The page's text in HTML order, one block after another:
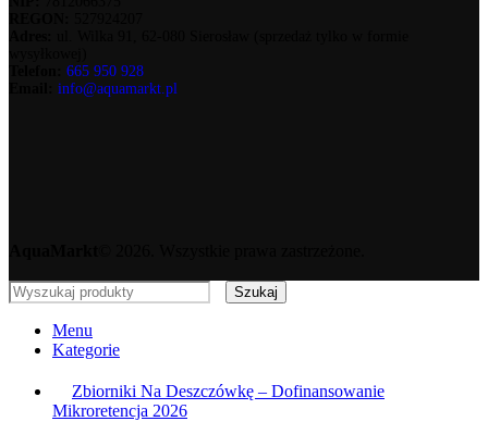
665 950 928
info@aquamarkt.pl
Szukaj
Menu
Kategorie
Zbiorniki Na Deszczówkę – Dofinansowanie
Mikroretencja 2026